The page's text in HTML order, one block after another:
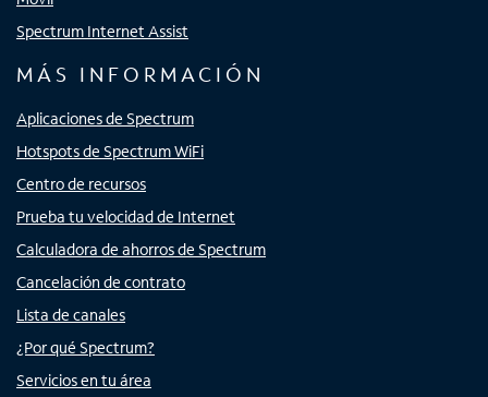
Spectrum Internet Assist
MÁS INFORMACIÓN
Aplicaciones de Spectrum
Hotspots de Spectrum WiFi
Centro de recursos
Prueba tu velocidad de Internet
Calculadora de ahorros de Spectrum
Cancelación de contrato
Lista de canales
¿Por qué Spectrum?
Servicios en tu área